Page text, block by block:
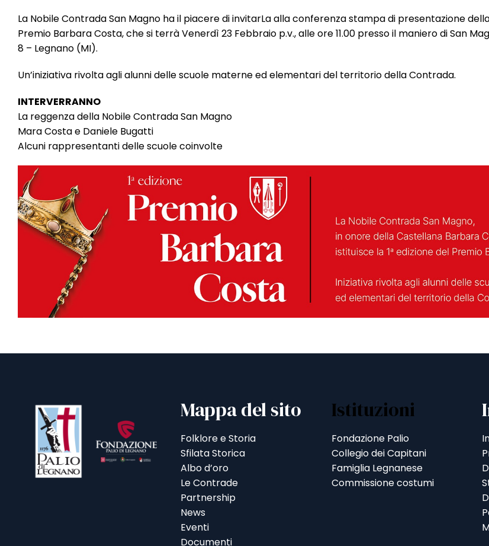
La Nobile Contrada San Magno ha il piacere di invitarLa alla conferenza stampa di presentazione
Premio Barbara Costa, che si terrà Venerdì 23 Febbraio p.v., alle ore 11.00 presso il maniero di San
8 – Legnano (MI).
Un’iniziativa rivolta agli alunni delle scuole materne ed elementari del territorio della Contrada.
INTERVERRANNO
La reggenza della Nobile Contrada San Magno
Mara Costa e Daniele Bugatti
Alcuni rappresentanti delle scuole coinvolte
Mappa del sito
Folklore e Storia
Sfilata Storica
Albo d’oro
Le Contrade
Partnership
News
Eventi
Documenti
Istituzioni
Fondazione Palio
Collegio dei Capitani
Famiglia Legnanese
Commissione costumi